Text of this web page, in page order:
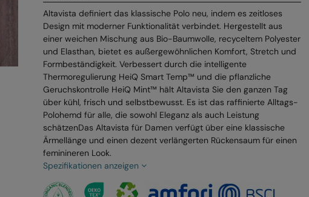
Altavista definiert das klassische Polo neu, indem es zeitloses
Design mit moderner Funktionalität verbindet. Hergestellt aus
einer weichen Mischung aus Bio-Baumwolle, recyceltem Polyester
und Elasthan, bietet es außergewöhnlichen Komfort, Stretch und
Formbeständigkeit. Verbessert durch die intelligente
Thermoregulierung HeiQ Smart Temp™ und die pflanzliche
Geruchskontrolle HeiQ Mint™ hält Altavista Sie den ganzen Tag
über kühl, frisch und selbstbewusst. Es ist das raffinierte Alltags-
Polohemd für alle, die sowohl Eleganz als auch Leistung
schätzenDas Altavista für Damen verfügt über eine klassische
Ärmellänge und einen dezent verlängerten Rückensaum für einen
feminineren Look.
Spezifikationen anzeigen